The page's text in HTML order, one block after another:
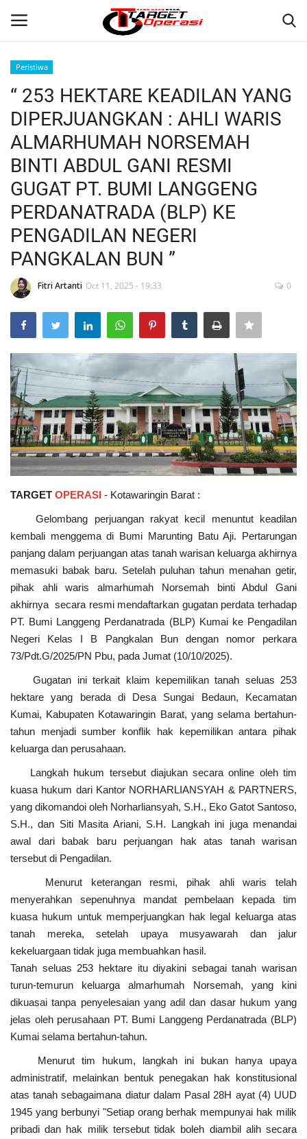
Home
Contact
NASIONAL
INTERNASIONAL
TO.CHANEL
TO.NETWORK
Peristiwa
“ 253 HEKTARE KEADILAN YANG
DIPERJUANGKAN : AHLI WARIS
ALMARHUMAH NORSEMAH
BINTI ABDUL GANI RESMI
GUGAT PT. BUMI LANGGENG
PERDANATRADA (BLP) KE
PENGADILAN NEGERI
PANGKALAN BUN ”
Fitri Artanti Oct 11, 2025 - 19:33 0
TARGET OPERASI - Kotawaringin Barat :
Gelombang perjuangan rakyat kecil menuntut keadilan
kembali menggema di Bumi Marunting Batu Aji. Pertarungan
panjang dalam perjuangan atas tanah warisan keluarga akhirnya
memasuki babak baru. Setelah puluhan tahun menahan getir,
pihak ahli waris almarhumah Norsemah binti Abdul Gani
akhirnya secara resmi mendaftarkan gugatan perdata terhadap
PT. Bumi Langgeng Perdanatrada (BLP) Kumai ke Pengadilan
Negeri Kelas I B Pangkalan Bun dengan nomor perkara
73/Pdt.G/2025/PN Pbu, pada Jumat (10/10/2025).
Gugatan ini terkait klaim kepemilikan tanah seluas 253
hektare yang berada di Desa Sungai Bedaun, Kecamatan
Kumai, Kabupaten Kotawaringin Barat, yang selama bertahun-
tahun menjadi sumber konflik hak kepemilikan antara pihak
keluarga dan perusahaan.
Langkah hukum tersebut diajukan secara online oleh tim
kuasa hukum dari Kantor NORHARLIANSYAH & PARTNERS,
yang dikomandoi oleh Norharliansyah, S.H., Eko Gatot Santoso,
S.H., dan Siti Masita Ariani, S.H. Langkah ini juga menandai
awal dari babak baru perjuangan hak atas tanah warisan
tersebut di Pengadilan.
Menurut keterangan resmi, pihak ahli waris telah
menyerahkan sepenuhnya mandat pembelaan kepada tim
kuasa hukum untuk memperjuangkan hak legal keluarga atas
tanah mereka, setelah upaya musyawarah dan jalur
kekeluargaan tidak juga membuahkan hasil.
Tanah seluas 253 hektare itu diyakini sebagai tanah warisan
turun-temurun keluarga almarhumah Norsemah, yang kini
dikuasai tanpa penyelesaian yang adil dan dasar hukum yang
jelas oleh perusahaan PT. Bumi Langgeng Perdanatrada (BLP)
Kumai selama bertahun-tahun.
Menurut tim hukum, langkah ini bukan hanya upaya
administratif, melainkan bentuk penegakan hak konstitusional
atas tanah sebagaimana diatur dalam Pasal 28H ayat (4) UUD
1945 yang berbunyi "Setiap orang berhak mempunyai hak milik
pribadi dan hak milik tersebut tidak boleh diambil alih secara